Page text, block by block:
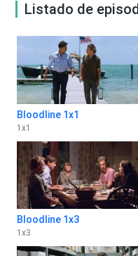
Listado de
Bloodline 1x1
1 x1
Bloodline 1x3
1 x3